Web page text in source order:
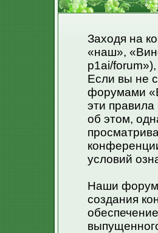
Заходя на
«наш»,
p1ai/
Если вы не
форумами
эти
об этом,
условий
Наши
создания